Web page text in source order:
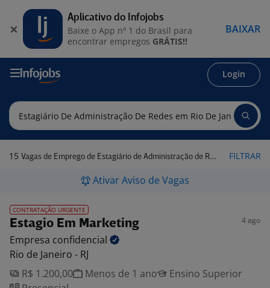
Login
15 Vagas de Emprego de Estagiário de Administração de Redes em Rio de Janeiro - RJ FILTRAR
Ativar Aviso de Vagas
CONTRATAÇÃO URGENTE
Estagio Em Marketing 4 ago
Empresa confidencial
Rio de Janeiro - RJ
R$ 1.200,00
Menos de 1 ano
Ensino Superior
Aplicativo do Infojobs
Baixe o App nº 1 do Brasil para
encontrar empregos GRÁTIS!!
BAIXAR